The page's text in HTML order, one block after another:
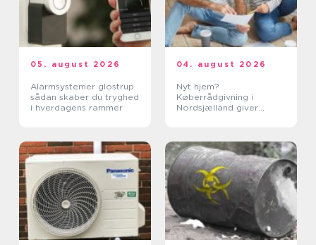
05. august 2026
Alarmsystemer glostrup
sådan skaber du tryghed
i hverdagens rammer
04. august 2026
Nyt hjem?
Køberrådgivning i
Nordsjælland giver